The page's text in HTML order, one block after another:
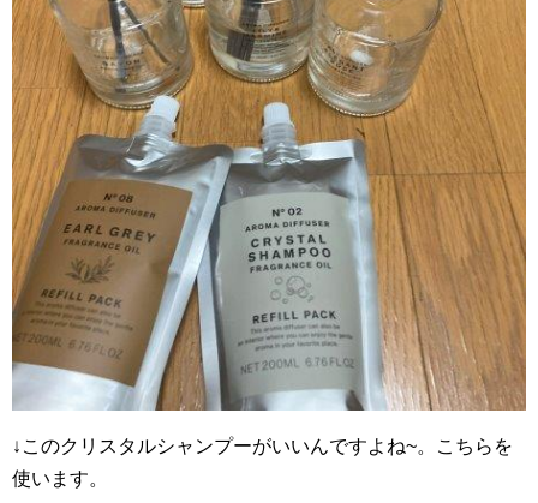
↓このクリスタルシャンプーがいいんですよね~。こちらを
使います。